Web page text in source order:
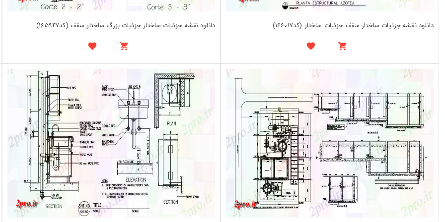
دانلود نقشه جزئیات ساختار سقف جزئیات ساختار (کد166017) دانلود نقشه جزئیات ساختار جزئیات بزرگ ساختار سقف (کد165947)